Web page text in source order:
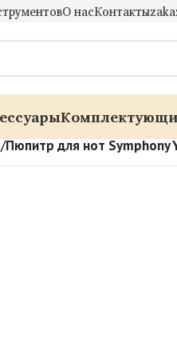
О насКонтакты
/Пюпитр для нот Symphony